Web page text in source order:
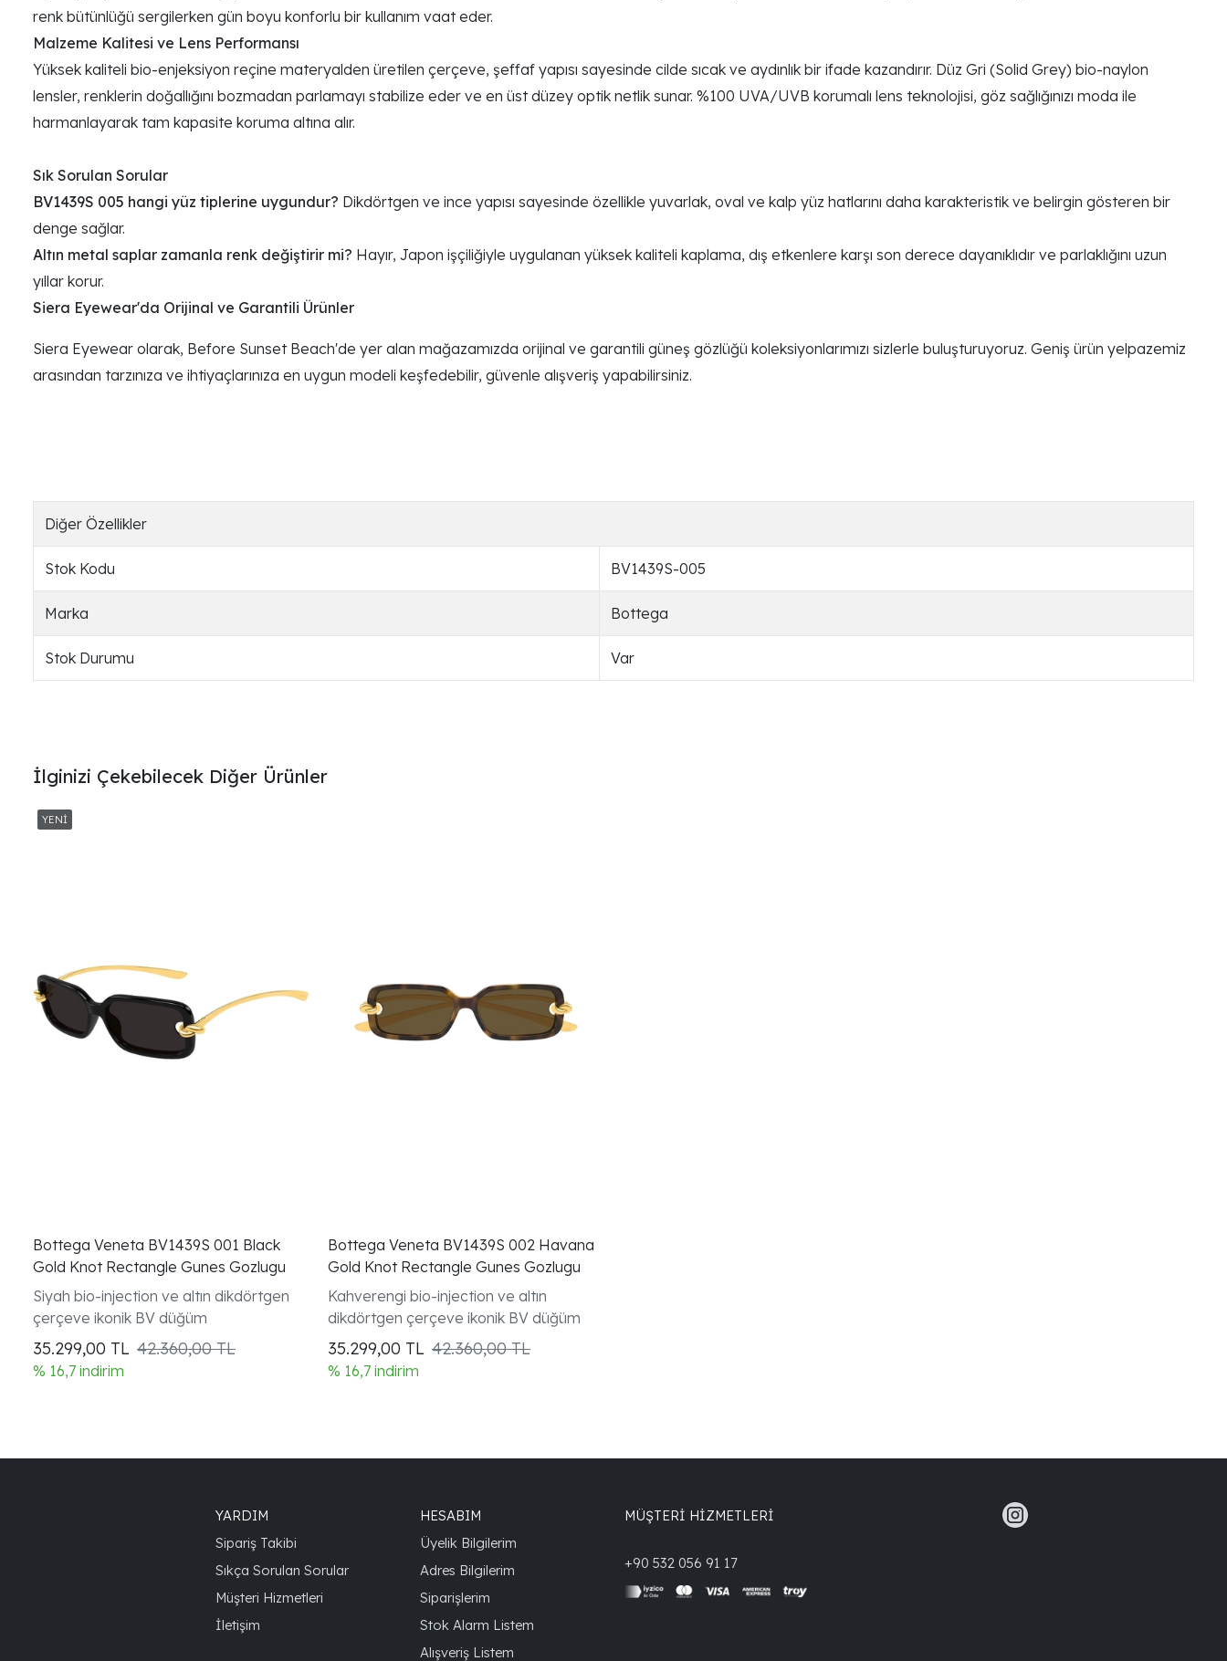
renk bütünlüğü sergilerken gün boyu konforlu bir kullanım vaat eder.
Malzeme Kalitesi ve Lens Performansı
Yüksek kaliteli bio-enjeksiyon reçine materyalden üretilen çerçeve, şeffaf yapısı sayesinde cilde sıcak ve aydınlık bir ifade kazandırır. Düz Gri (Solid Grey) bio-naylon
lensler, renklerin doğallığını bozmadan parlamayı stabilize eder ve en üst düzey optik netlik sunar. %100 UVA/UVB korumalı lens teknolojisi, göz sağlığınızı moda ile
harmanlayarak tam kapasite koruma altına alır.
Sık Sorulan Sorular
BV1439S 005 hangi yüz tiplerine uygundur? Dikdörtgen ve ince yapısı sayesinde özellikle yuvarlak, oval ve kalp yüz hatlarını daha karakteristik ve belirgin gösteren bir
denge sağlar.
Altın metal saplar zamanla renk değiştirir mi? Hayır, Japon işçiliğiyle uygulanan yüksek kaliteli kaplama, dış etkenlere karşı son derece dayanıklıdır ve parlaklığını uzun
yıllar korur.
Siera Eyewear'da Orijinal ve Garantili Ürünler
Siera Eyewear olarak, Before Sunset Beach'de yer alan mağazamızda orijinal ve garantili güneş gözlüğü koleksiyonlarımızı sizlerle buluşturuyoruz. Geniş ürün yelpazemiz
arasından tarzınıza ve ihtiyaçlarınıza en uygun modeli keşfedebilir, güvenle alışveriş yapabilirsiniz.
Diğer Özellikler
Stok Kodu BV1439S-005
Marka Bottega
Stok Durumu Var
İlginizi Çekebilecek Diğer Ürünler
Bottega Veneta BV1439S 001 Black
Gold Knot Rectangle Gunes Gozlugu
Siyah bio-injection ve altın dikdörtgen
çerçeve ikonik BV düğüm
35.299,00 TL 42.360,00 TL
% 16,7 indirim
Bottega Veneta BV1439S 002 Havana
Gold Knot Rectangle Gunes Gozlugu
Kahverengi bio-injection ve altın
dikdörtgen çerçeve ikonik BV düğüm
35.299,00 TL 42.360,00 TL
% 16,7 indirim
YARDIM
Sipariş Takibi
Sıkça Sorulan Sorular
Müşteri Hizmetleri
İletişim
HESABIM
Üyelik Bilgilerim
Adres Bilgilerim
Siparişlerim
Stok Alarm Listem
Alışveriş Listem
MÜŞTERİ HİZMETLERİ
+90 532 056 91 17